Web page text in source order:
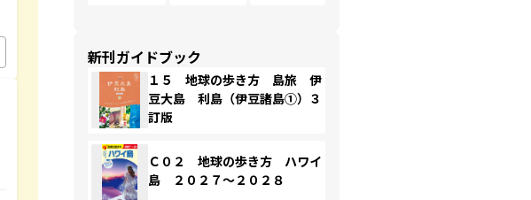
新刊ガイドブック
１５ 地球の歩き方 島旅 伊
豆大島 利島（伊豆諸島①）３
訂版
Ｃ０２ 地球の歩き方 ハワイ
島 ２０２７～２０２８